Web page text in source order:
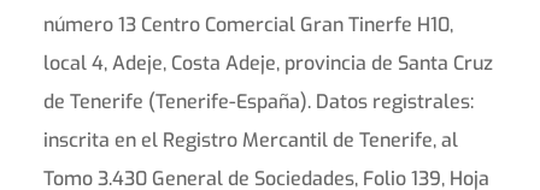
número 13 Centro Comercial Gran Tinerfe H10,
local 4, Adeje, Costa Adeje, provincia de Santa Cruz
de Tenerife (Tenerife-España). Datos registrales:
inscrita en el Registro Mercantil de Tenerife, al
Tomo 3.430 General de Sociedades, Folio 139, Hoja